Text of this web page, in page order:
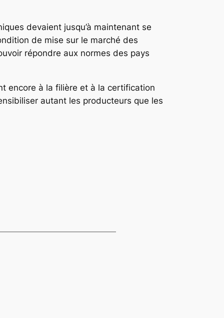
devaient jusqu’à maintenant se
de mise sur le marché des
répondre aux normes des pays
encore à la filière et à la certification
autant les producteurs que les